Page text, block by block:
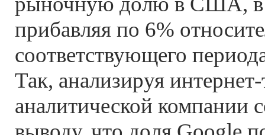
прибавляя по 6%
соответствующего
Так, анализируя
аналитической компании